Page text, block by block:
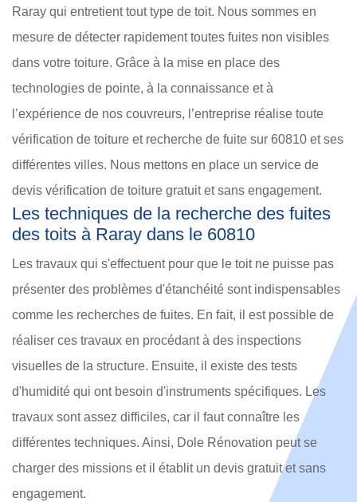
Raray qui entretient tout type de toit. Nous sommes en
mesure de détecter rapidement toutes fuites non visibles
dans votre toiture. Grâce à la mise en place des
technologies de pointe, à la connaissance et à
l’expérience de nos couvreurs, l’entreprise réalise toute
vérification de toiture et recherche de fuite sur 60810 et ses
différentes villes. Nous mettons en place un service de
devis vérification de toiture gratuit et sans engagement.
Les techniques de la recherche des fuites
des toits à Raray dans le 60810
Les travaux qui s'effectuent pour que le toit ne puisse pas
présenter des problèmes d'étanchéité sont indispensables
comme les recherches de fuites. En fait, il est possible de
réaliser ces travaux en procédant à des inspections
visuelles de la structure. Ensuite, il existe des tests
d'humidité qui ont besoin d'instruments spécifiques. Les
travaux sont assez difficiles, car il faut connaître les
différentes techniques. Ainsi, Dole Rénovation peut se
charger des missions et il établit un devis gratuit et sans
engagement.